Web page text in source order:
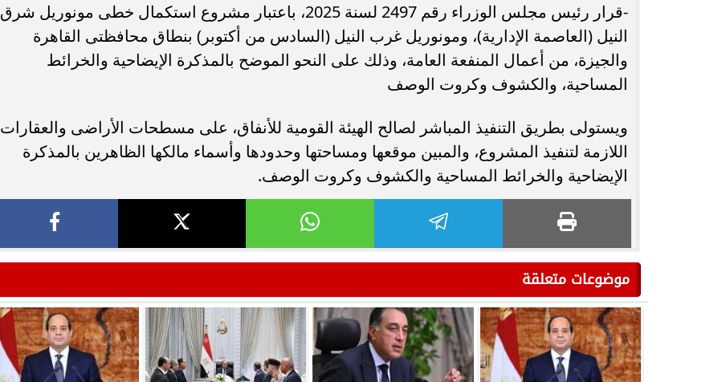
-قرار رئيس مجلس الوزراء رقم 2497 لسنة 2025، باعتبار مشروع استكمال خطى مونوريل شرق
النيل (العاصمة الإدارية)، ومونوريل غرب النيل (السادس من أكتوبر) بنطاق محافظتى القاهرة
والجيزة، من أعمال المنفعة العامة، وذلك على النحو الموضح بالمذكرة الإيضاحية والخرائط
المساحية، والكشوف وكروت الوصف
ويستولى بطريق التنفيذ المباشر لصالح الهيئة القومية للأنفاق، على مسطحات الأراضى والعقارات
اللازمة لتنفيذ المشروع، والمبين موقعها ومساحتها وحدودها وأسماء مالكها الظاهرين بالمذكرة
الإيضاحية والخرائط المساحية والكشوف وكروت الوصف.
موضوعات متعلقة